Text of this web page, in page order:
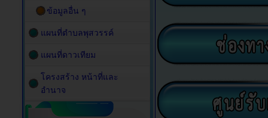
ข้อมูลอื่น ๆ
แผนที่ตำบลพุสวรรค์
แผนที่ดาวเทียม
โครงสร้าง หน้าที่และ
อำนาจ